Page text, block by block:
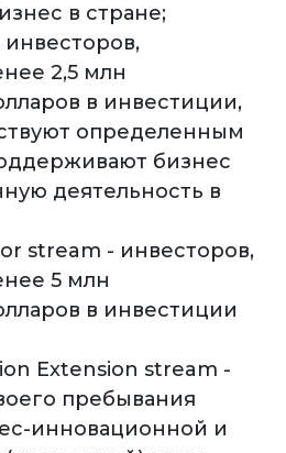
в стране;
инвесторов,
2,5 млн
в инвестиции,
определенным
бизнес
деятельность в
stream - инвесторов,
5 млн
в инвестиции
Extension stream -
пребывания
инновационной и